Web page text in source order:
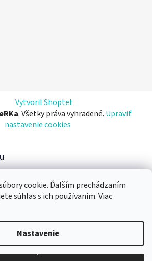
cookie. Ďalším prechádzaním
súhlas s ich používaním. Viac
Nastavenie
Vytvoril Shoptet
eRKa. Všetky práva vyhradené. Upraviť
nastavenie cookies